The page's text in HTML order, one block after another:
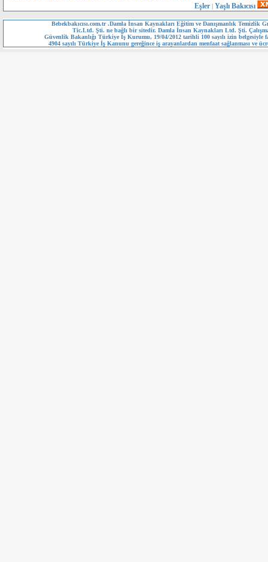
Eşler| Yaşlı Bakıcısı
Bebekbakıcısı.com.tr .Damla İnsan Kaynakları Eğitim ve Danışmanlık Temizlik
Tic.Ltd. Şti. ne bağlı bir sitedir. Damla İnsan Kaynakları Ltd. Şti.
Güvenlik Bakanlığı Türkiye İş Kurumu, 19/04/2012 tarihli 100 sayılı izin belgesiyle
4904 sayılı Türkiye İş Kanunu gereğince iş arayanlardan menfaat sağlanması ve